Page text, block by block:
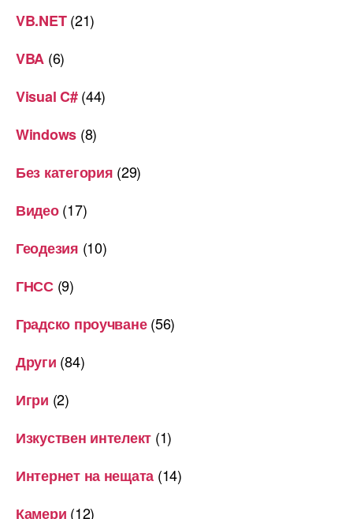
VB.NET(21)
VBA (6)
Visual C#(44)
Windows (8)
Без категория (29)
Видео(17)
Геодезия (10)
ГНСС(9)
Градско проучване(56)
Други (84)
Игри (2)
Изкуствен интелект (1)
Интернет на нещата (14)
Камери (12)